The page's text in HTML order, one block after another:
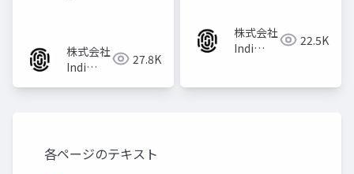
株式会社
Indi
27.8K
株式会社
Indi
22.5K
各ページのテキスト